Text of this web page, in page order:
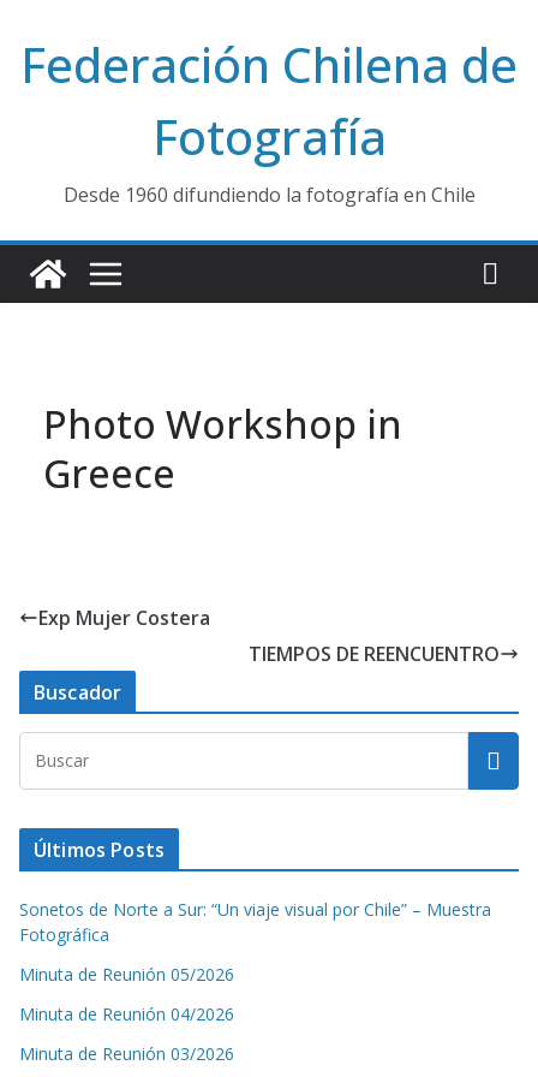
contenido
Federación Chilena de
Fotografía
Desde 1960 difundiendo la fotografía en Chile
Photo Workshop in
Greece
Exp Mujer Costera
TIEMPOS DE REENCUENTRO
Buscador
Últimos Posts
Sonetos de Norte a Sur: “Un viaje visual por Chile” – Muestra
Fotográfica
Minuta de Reunión 05/2026
Minuta de Reunión 04/2026
Minuta de Reunión 03/2026